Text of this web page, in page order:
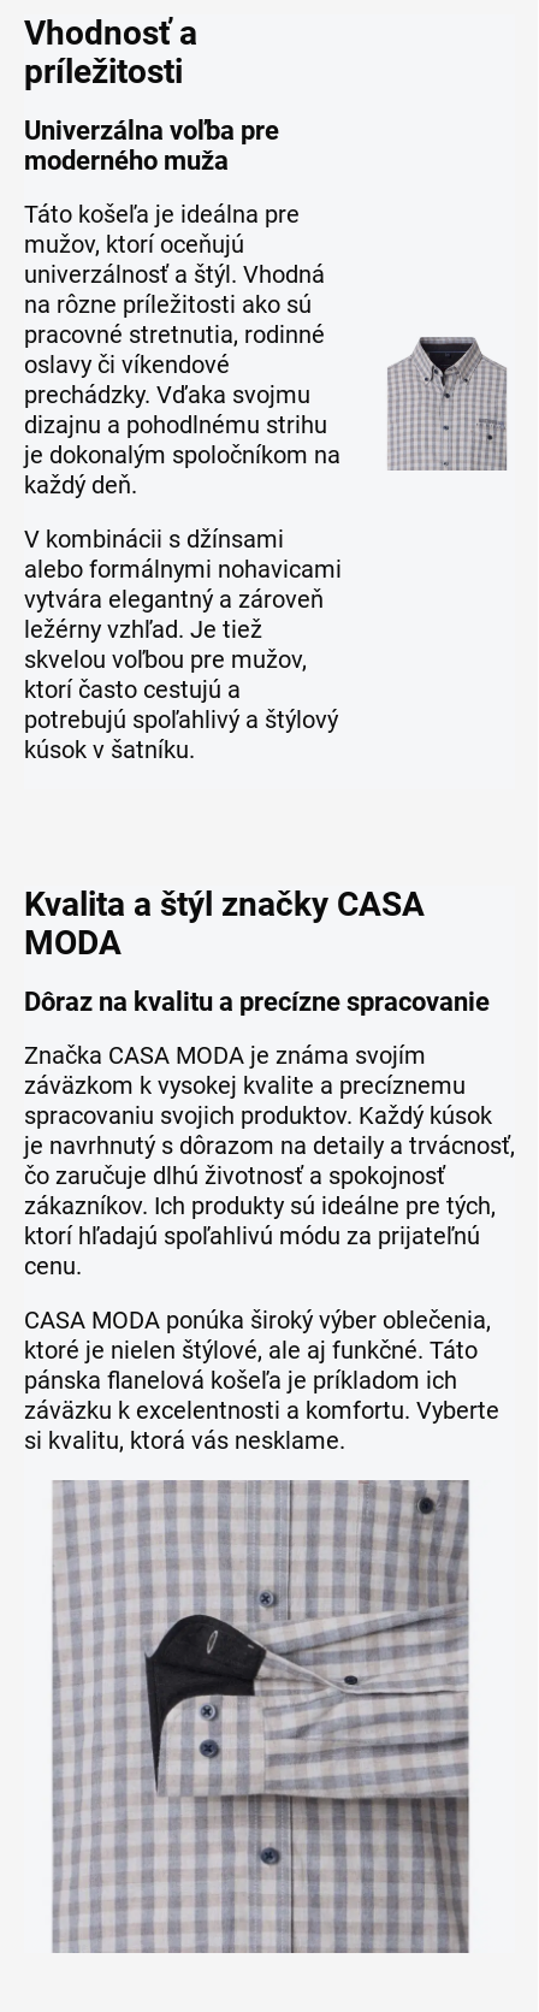
Vhodnosť a
príležitosti
Univerzálna voľba pre
moderného muža
Táto košeľa je ideálna pre
mužov, ktorí oceňujú
univerzálnosť a štýl. Vhodná
na rôzne príležitosti ako sú
pracovné stretnutia, rodinné
oslavy či víkendové
prechádzky. Vďaka svojmu
dizajnu a pohodlnému strihu
je dokonalým spoločníkom na
každý deň.
V kombinácii s džínsami
alebo formálnymi nohavicami
vytvára elegantný a zároveň
ležérny vzhľad. Je tiež
skvelou voľbou pre mužov,
ktorí často cestujú a
potrebujú spoľahlivý a štýlový
kúsok v šatníku.
Kvalita a štýl značky CASA
MODA
Dôraz na kvalitu a precízne spracovanie
Značka CASA MODA je známa svojím
záväzkom k vysokej kvalite a precíznemu
spracovaniu svojich produktov. Každý kúsok
je navrhnutý s dôrazom na detaily a trvácnosť,
čo zaručuje dlhú životnosť a spokojnosť
zákazníkov. Ich produkty sú ideálne pre tých,
ktorí hľadajú spoľahlivú módu za prijateľnú
cenu.
CASA MODA ponúka široký výber oblečenia,
ktoré je nielen štýlové, ale aj funkčné. Táto
pánska flanelová košeľa je príkladom ich
záväzku k excelentnosti a komfortu. Vyberte
si kvalitu, ktorá vás nesklame.